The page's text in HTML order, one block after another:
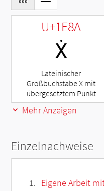
U+1E8A
Ẋ
Lateinischer
Großbuchstabe X mit
übergesetztem Punkt
Mehr Anzeigen
Einzelnachweise
Eigene Arbeit